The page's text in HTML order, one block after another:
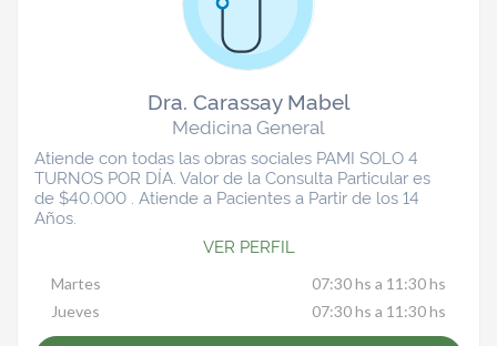
Dra. Carassay Mabel
Medicina General
Atiende con todas las obras sociales PAMI SOLO 4
TURNOS POR DÍA. Valor de la Consulta Particular es
de $40.000 . Atiende a Pacientes a Partir de los 14
Años.
VER PERFIL
Martes
07:30 hs a 11:30 hs
Jueves
07:30 hs a 11:30 hs